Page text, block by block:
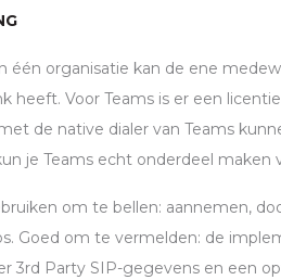
één organisatie kan de ene
heeft. Voor Teams is er een
de native dialer van Teams
je Teams echt onderdeel maken
om te bellen: aannemen,
Goed om te vermelden: de
3rd Party SIP-gegevens en een